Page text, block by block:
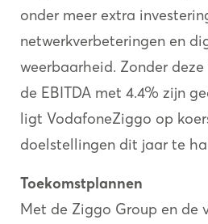
onder meer extra
netwerkverbeteringen en
weerbaarheid. Zonder
de EBITDA met 4.4% zijn
ligt VodafoneZiggo op
doelstellingen dit jaar te
Toekomstplannen
Met de Ziggo Group en de